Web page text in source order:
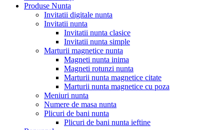
Produse Nunta
Invitatii digitale nunta
Invitatii nunta
Invitatii nunta clasice
Invitatii nunta simple
Marturii magnetice nunta
Magneti nunta inima
Magneti rotunzi nunta
Marturii nunta magnetice citate
Marturii nunta magnetice cu poza
Meniuri nunta
Numere de masa nunta
Plicuri de bani nunta
Plicuri de bani nunta ieftine